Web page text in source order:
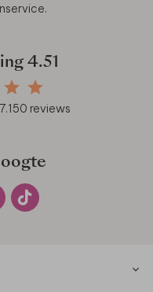
.
4.51
reviews